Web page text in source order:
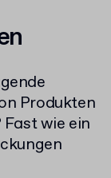
Produkten
wie ein